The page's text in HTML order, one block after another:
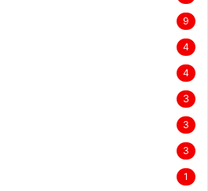
9
4
4
3
3
3
1